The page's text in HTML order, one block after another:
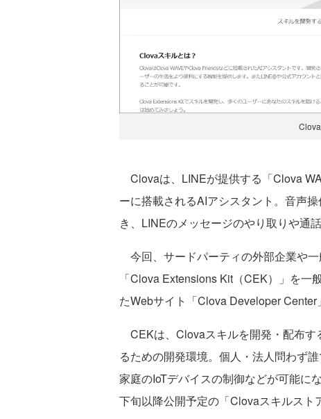
Clovaは、LINEが提供する「Clova
ーに搭載されるAIアシスタント。音声
き、LINEのメッセージのやり取りや通
今回、サードパーティの外部企業や
「Clova Extensions Kit（CEK）」を
たWebサイト「Clova Developer Center
CEKは、Clovaスキルを開発・配布す
るための開発環境。個人・法人問わず
家庭のIoTデバイスの制御などが可能に
下旬以降公開予定の「Clovaスキルスト